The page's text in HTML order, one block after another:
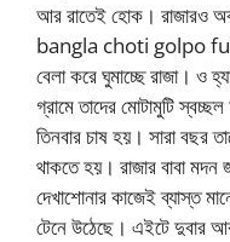
আর রাতেই হোক। রাজারও
bangla choti golpo full
বেলা করে ঘুমাচ্ছে রাজা। ও
গ্রামে তাদের মোটামুটি
তিনবার চাষ হয়। সারা বছর
থাকতে হয়। রাজার বাবা
দেখাশোনার কাজেই ব্যাস্ত
টেনে উঠেছে। এইটে দুবার